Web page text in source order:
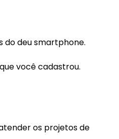
do deu smartphone.
você cadastrou.
os projetos de